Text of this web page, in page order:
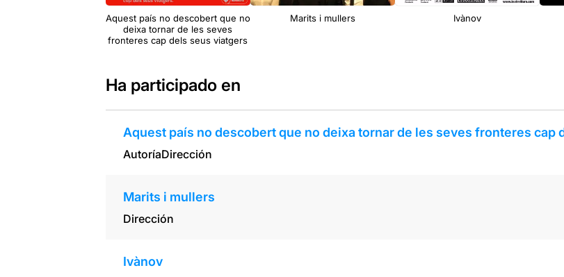
Aquest país no descobert que no
deixa tornar de les seves
fronteres cap dels seus viatgers
Marits i mullers Ivànov
Ha participado en
Aquest país no descobert que no deixa tornar de les seves fronteres cap
AutoríaDirección
Marits i mullers
Dirección
Ivànov